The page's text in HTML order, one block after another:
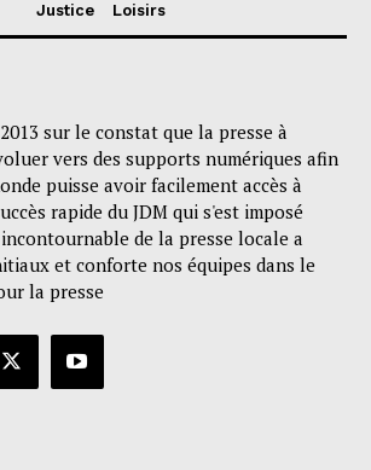
Justice
Loisirs
sur le constat que la presse à
vers des supports numériques afin
puisse avoir facilement accès à
rapide du JDM qui s'est imposé
de la presse locale a
et conforte nos équipes dans le
la presse